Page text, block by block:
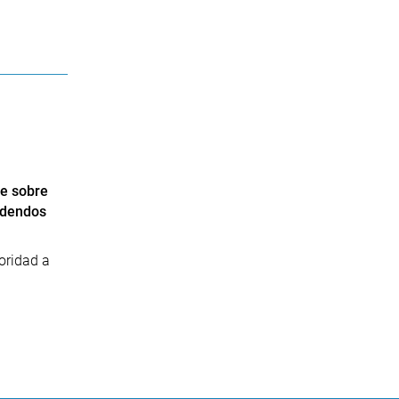
sobre
a